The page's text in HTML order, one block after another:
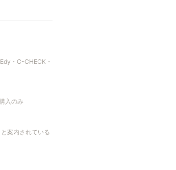
・C-CHECK・
入のみ
案内されている